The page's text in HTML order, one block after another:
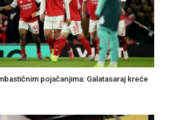
pojačanjima: Galatasaraj kreće